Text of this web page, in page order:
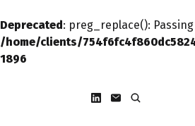
Deprecated: preg_replace():
/home/clients/
1896